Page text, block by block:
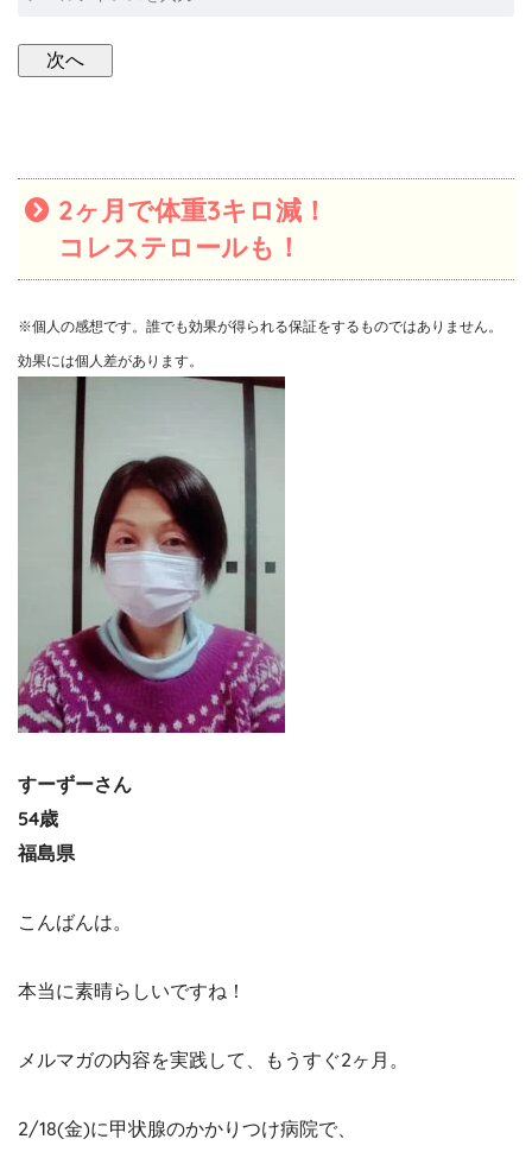
2ヶ月で体重3キロ減！
コレステロールも！
※個人の感想です。誰でも効果が得られる保証をするものではありません。
効果には個人差があります。
すーずーさん
54歳
福島県
こんばんは。
本当に素晴らしいですね！
メルマガの内容を実践して、もうすぐ2ヶ月。
2/18(金)に甲状腺のかかりつけ病院で、